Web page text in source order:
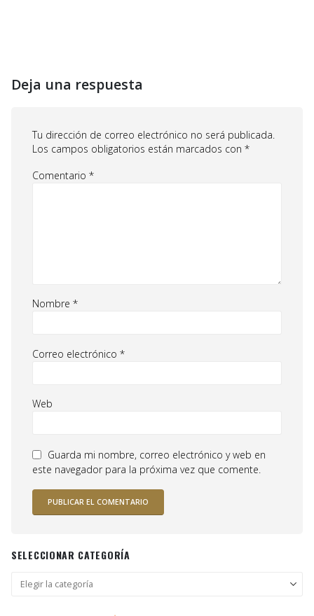
Deja una respuesta
Tu dirección de correo electrónico no será publicada.
Los campos obligatorios están marcados con *
Comentario *
Nombre *
Correo electrónico *
Web
Guarda mi nombre, correo electrónico y web en
este navegador para la próxima vez que comente.
SELECCIONAR CATEGORÍA
Seleccionar
categoría